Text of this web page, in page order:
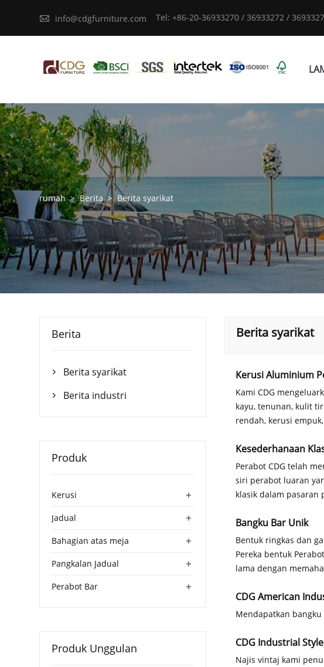
 info@cdgfurniture.com Tel: +86-20-36933270 / 36933272 /
rumah > Berita > Berita syarikat
Berita syarikat
Kerusi Aluminium
Kami CDG
kayu, tenunan, kulit
rendah, kerusi
Kesederhanaan
Perabot CDG telah
siri perabot luaran
klasik dalam pasaran
Bangku Bar Unik
Bentuk ringkas dan
Pereka bentuk
lama dengan
CDG American
Mendapatkan
CDG Industrial
Najis vintaj kami
Berita
 Berita syarikat
 Berita industri
Produk
+
Kerusi
+
Jadual
+
Bahagian atas meja
+
Pangkalan Jadual
+
Perabot Bar
Produk Unggulan